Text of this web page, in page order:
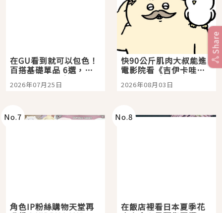
在GU看到就可以包色！
百搭基礎單品 6選，閉
眼全收也不心疼
2026年07月25日
快90公斤肌肉大叔能進
電影院看《吉伊卡哇》
嗎？日本重金屬樂團
「打首」會長與nagano
2026年08月03日
No.7
角色IP粉絲購物天堂再
No.8
在飯店裡看日本夏季花
Share